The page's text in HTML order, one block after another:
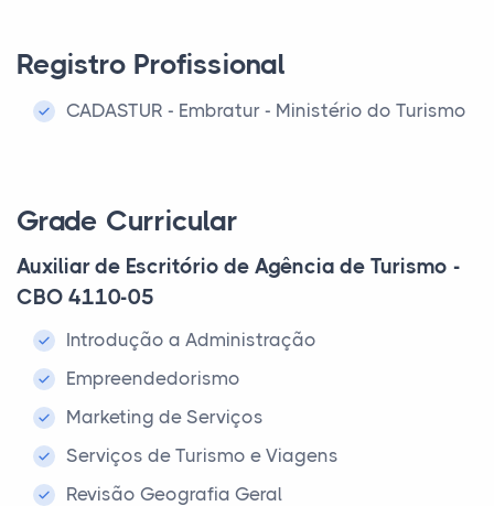
Registro Profissional
CADASTUR - Embratur - Ministério do Turismo
Grade Curricular
Auxiliar de Escritório de Agência de Turismo -
CBO 4110-05
Introdução a Administração
Empreendedorismo
Marketing de Serviços
Serviços de Turismo e Viagens
Revisão Geografia Geral